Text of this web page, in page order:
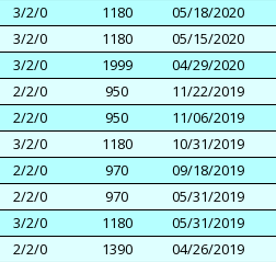
3/2/0 1180
05/18/2020
3/2/0 1180
05/15/2020
3/2/0 1999
04/29/2020
2/2/0 950
11/22/2019
2/2/0 950
11/06/2019
3/2/0 1180
10/31/2019
2/2/0 970
09/18/2019
2/2/0 970
05/31/2019
3/2/0 1180
05/31/2019
2/2/0 1390
04/26/2019